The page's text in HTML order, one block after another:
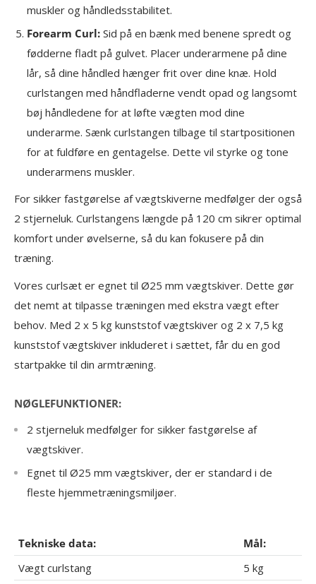
muskler og håndledsstabilitet.
Forearm Curl: Sid på en bænk med benene spredt og
fødderne fladt på gulvet. Placer underarmene på dine
lår, så dine håndled hænger frit over dine knæ. Hold
curlstangen med håndfladerne vendt opad og langsomt
bøj håndledene for at løfte vægten mod dine
underarme. Sænk curlstangen tilbage til startpositionen
for at fuldføre en gentagelse. Dette vil styrke og tone
underarmens muskler.
For sikker fastgørelse af vægtskiverne medfølger der også
2 stjerneluk. Curlstangens længde på 120 cm sikrer optimal
komfort under øvelserne, så du kan fokusere på din
træning.
Vores curlsæt er egnet til Ø25 mm vægtskiver. Dette gør
det nemt at tilpasse træningen med ekstra vægt efter
behov. Med 2 x 5 kg kunststof vægtskiver og 2 x 7,5 kg
kunststof vægtskiver inkluderet i sættet, får du en god
startpakke til din armtræning.
NØGLEFUNKTIONER:
2 stjerneluk medfølger for sikker fastgørelse af
vægtskiver.
Egnet til Ø25 mm vægtskiver, der er standard i de
fleste hjemmetræningsmiljøer.
Tekniske data:
Mål:
Vægt curlstang
5 kg